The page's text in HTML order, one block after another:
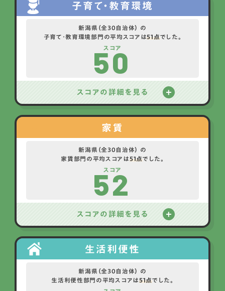
子育て・教育環境
新潟県（全30自治体） の
子育て・教育環境部門の平均スコアは51点でした。
スコア
50
スコアの詳細を見る
家賃
新潟県（全30自治体） の
家賃部門の平均スコアは 51点でした。
スコア
52
スコアの詳細を見る
生活利便性
新潟県（全30自治体） の
生活利便性部門の平均スコアは 51点でした。